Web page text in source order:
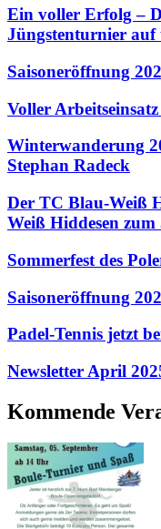
Ein voller Erfolg –
Jüngstenturnier auf
Saisoneröffnung
Voller
Winterwanderung
Stephan Radeck
Der TC Blau-Weiß
Weiß Hiddesen
Sommerfest des
Saisoneröffnung
Padel-Tennis jetzt
Newsletter April
Kommende